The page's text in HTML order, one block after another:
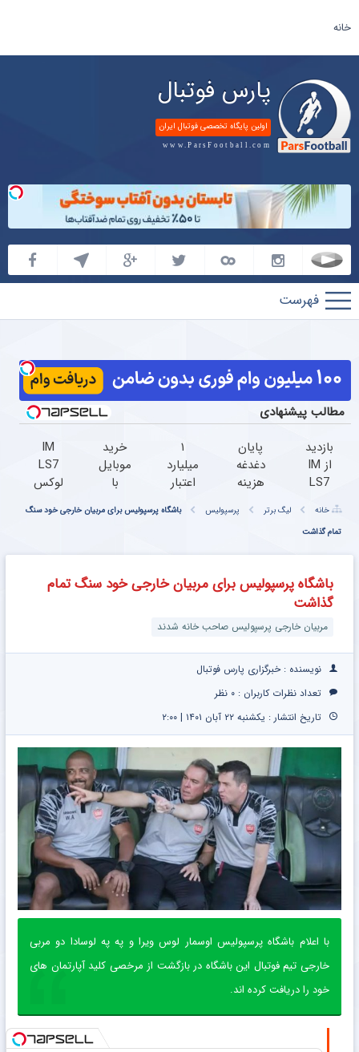
خانه
پارس فوتبال
اولین پایگاه تخصصی فوتبال ایران
www.ParsFootball.com
پارس
فوتبال
مطالب پیشنهادی
بازدید
از IM
LS7
ترین
شاسی
بلند
برقی
ایران
در
باشگاه
پایان
دغدغه
هزینه
دندان
با پک
کننده
۱
میلیارد
اعتبار
طلا |
ضامن
خرید
موبایل
با
پی |
قسط
سود و
IM
LS7
لوکس
شاسی
برقی
خانه لیگ برتر پرسپولیس
باشگاه پرسپولیس برای مربیان خارجی خود سنگ
تمام گذاشت
باشگاه پرسپولیس برای مربیان خارجی خود سنگ تمام
گذاشت
مربیان خارجی پرسپولیس صاحب خانه شدند
نویسنده : خبرگزاری پارس فوتبال
تعداد نظرات کاربران : ۰ نظر
تاریخ انتشار : یکشنبه ۲۲ آبان ۱۴۰۱ | ۲:۰۰
با اعلام باشگاه پرسپولیس اوسمار لوس ویرا و په په لوسادا دو مربی
خارجی تیم فوتبال این باشگاه در بازگشت از مرخصی کلید آپارتمان های
خود را دریافت کرده اند.